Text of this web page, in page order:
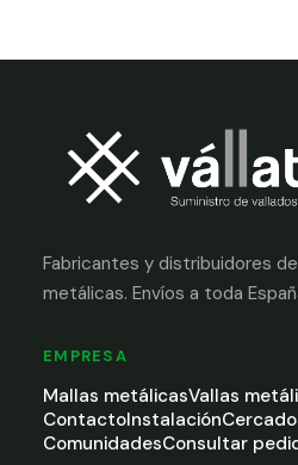
Fabricantes y distribuidores
metálicas. Envíos a toda
EMPRESA
Mallas metálicasVallas
ContactoInstalación
ComunidadesConsultar